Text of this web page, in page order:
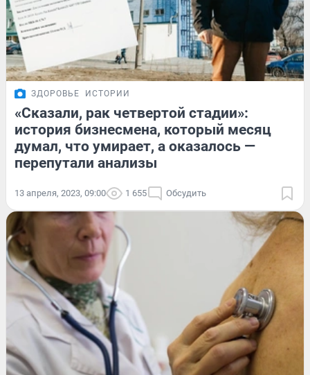
ЗДОРОВЬЕ ИСТОРИИ
«Сказали, рак четвертой стадии»:
история бизнесмена, который месяц
думал, что умирает, а оказалось —
перепутали анализы
13 апреля, 2023, 09:00 1 655 Обсудить